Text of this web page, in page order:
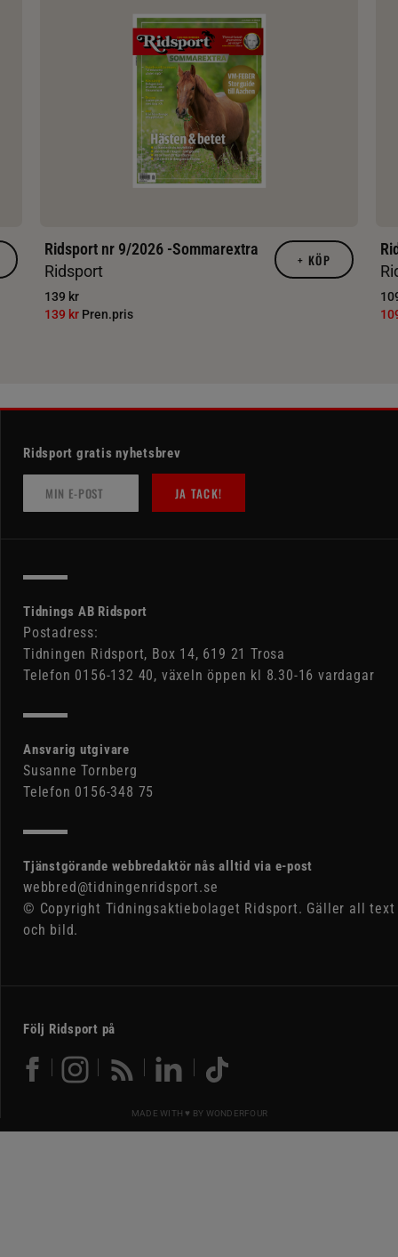
Ridsport nr 9/2026 -Sommarextra
Ridsport
139 kr
139 kr Pren.pris
+ KÖP
Ridsport gratis nyhetsbrev
JA TACK!
Tidnings AB Ridsport
Postadress:
Tidningen Ridsport, Box 14, 619 21 Trosa
Telefon 0156-132 40, växeln öppen kl 8.30-16 vardagar
Ansvarig utgivare
Susanne Tornberg
Telefon 0156-348 75
Tjänstgörande webbredaktör nås alltid via e-post
webbred@tidningenridsport.se
© Copyright Tidningsaktiebolaget Ridsport. Gäller all text
och bild.
Följ Ridsport på
MADE WITH ♥ BY WONDERFOUR